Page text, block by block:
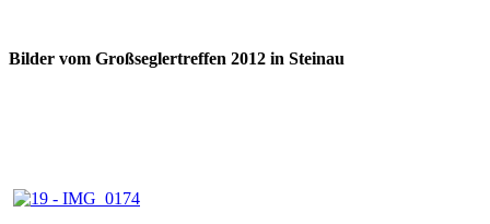
Bilder vom Großseglertreffen 2012 in Steinau